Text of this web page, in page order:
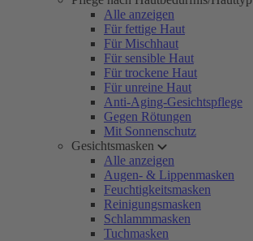
Alle anzeigen
Für fettige Haut
Für Mischhaut
Für sensible Haut
Für trockene Haut
Für unreine Haut
Anti-Aging-Gesichtspflege
Gegen Rötungen
Mit Sonnenschutz
Gesichtsmasken
Alle anzeigen
Augen- & Lippenmasken
Feuchtigkeitsmasken
Reinigungsmasken
Schlammmasken
Tuchmasken